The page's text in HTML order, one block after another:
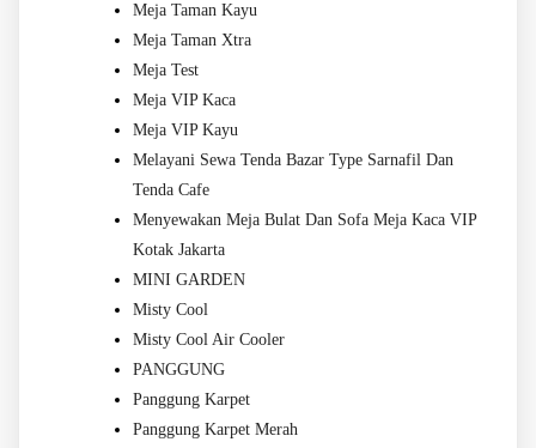
Meja Taman Kayu
Meja Taman Xtra
Meja Test
Meja VIP Kaca
Meja VIP Kayu
Melayani Sewa Tenda Bazar Type Sarnafil Dan
Tenda Cafe
Menyewakan Meja Bulat Dan Sofa Meja Kaca VIP
Kotak Jakarta
MINI GARDEN
Misty Cool
Misty Cool Air Cooler
PANGGUNG
Panggung Karpet
Panggung Karpet Merah